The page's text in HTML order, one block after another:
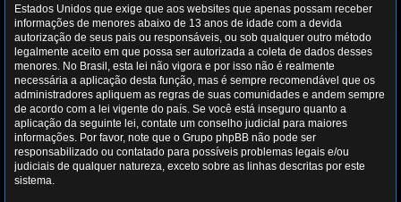
Estados Unidos que exige que aos websites que apenas possam receber
informações de menores abaixo de 13 anos de idade com a devida
autorização de seus pais ou responsáveis, ou sob qualquer outro método
legalmente aceito em que possa ser autorizada a coleta de dados desses
menores. No Brasil, esta lei não vigora e por isso não é realmente
necessária a aplicação desta função, mas é sempre recomendável que os
administradores apliquem as regras de suas comunidades e andem sempre
de acordo com a lei vigente do país. Se você está inseguro quanto a
aplicação da seguinte lei, contate um conselho judicial para maiores
informações. Por favor, note que o Grupo phpBB não pode ser
responsabilizado ou contatado para possíveis problemas legais e/ou
judiciais de qualquer natureza, exceto sobre as linhas descritas por este
sistema.